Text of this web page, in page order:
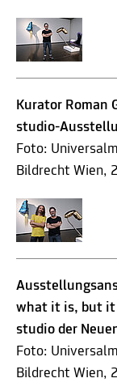
Kurator Roman
studio-
Foto:
Bildrecht Wien,
what it is, but it
studio der
Foto:
Bildrecht Wien,